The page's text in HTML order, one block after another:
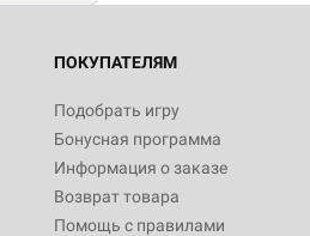
ПОКУПАТЕЛЯМ
Подобрать игру
Бонусная программа
Информация о заказе
Возврат товара
Помощь с правилами